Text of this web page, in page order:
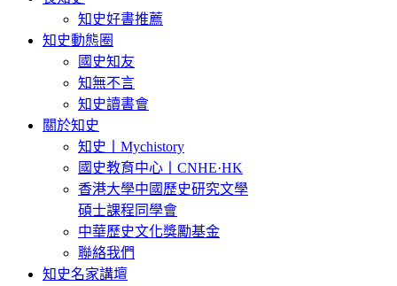
知史好書推薦
知史動態圈
國史知友
知無不言
知史讀書會
關於知史
知史丨Mychistory
國史教育中心丨CNHE·HK
香港大學中國歷史研究文學
碩士課程同學會
中華歷史文化獎勵基金
聯絡我們
知史名家講壇